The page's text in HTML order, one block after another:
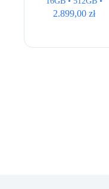
T600 4GB • 15,6″
2.899,00zł